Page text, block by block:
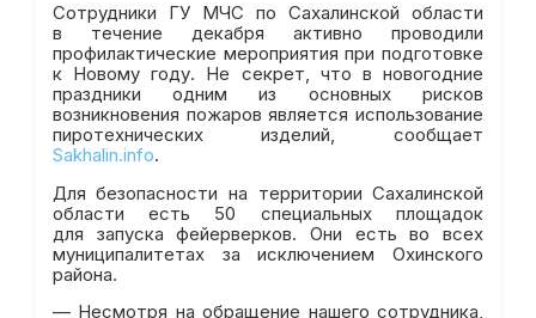
Сотрудники ГУ МЧС по Сахалинской области
в течение декабря активно проводили
профилактические мероприятия при подготовке
к Новому году. Не секрет, что в новогодние
праздники одним из основных рисков
возникновения пожаров является использование
пиротехнических изделий, сообщает
Sakhalin.info.
Для безопасности на территории Сахалинской
области есть 50 специальных площадок
для запуска фейерверков. Они есть во всех
муниципалитетах за исключением Охинского
района.
— Несмотря на обращение нашего сотрудника,